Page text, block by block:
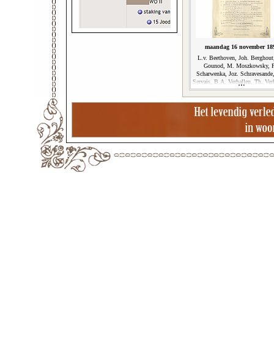
maandag 16 november
L.v. Beethoven, Joh.
Gounod, M. Moszkowsky,
Scharwenka, Joz.
Servais, B.A. Verhallen, Th.
Viotta, Bern. Zweers